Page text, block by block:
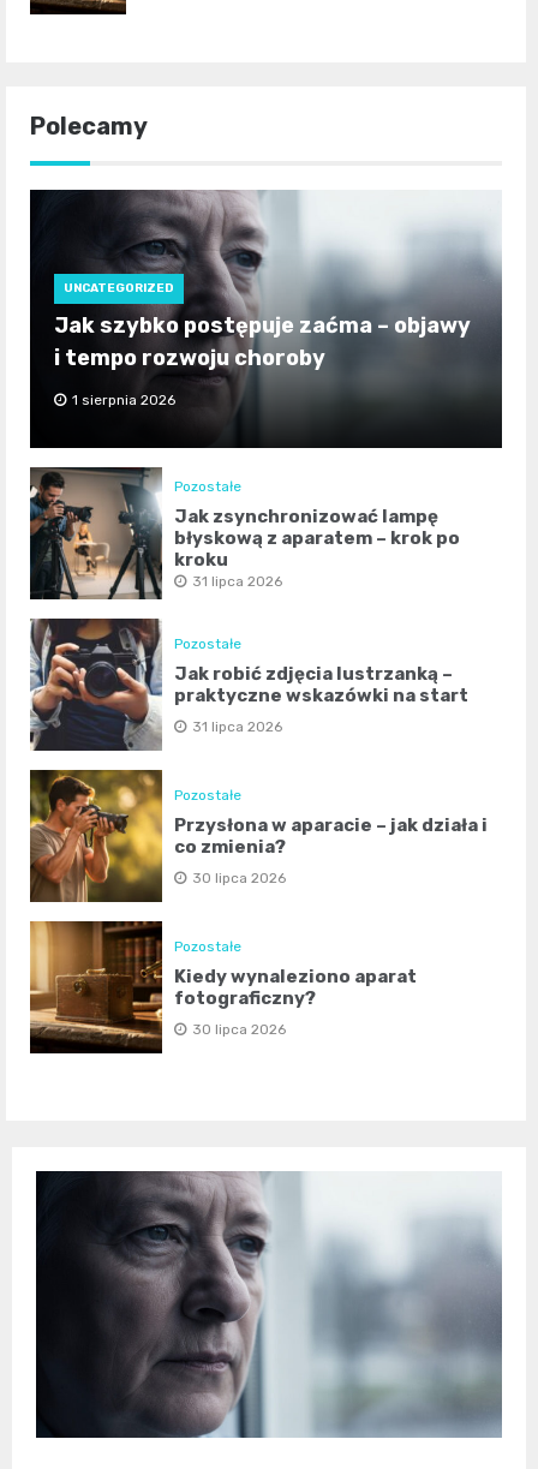
Polecamy
UNCATEGORIZED
Jak szybko postępuje zaćma – objawy
i tempo rozwoju choroby
1 sierpnia 2026
Pozostałe
Jak zsynchronizować lampę
błyskową z aparatem – krok po
kroku
31 lipca 2026
Pozostałe
Jak robić zdjęcia lustrzanką –
praktyczne wskazówki na start
31 lipca 2026
Pozostałe
Przysłona w aparacie – jak działa i
co zmienia?
30 lipca 2026
Pozostałe
Kiedy wynaleziono aparat
fotograficzny?
30 lipca 2026